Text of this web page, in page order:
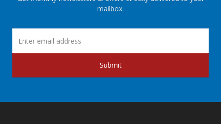
mailbox.
Submit